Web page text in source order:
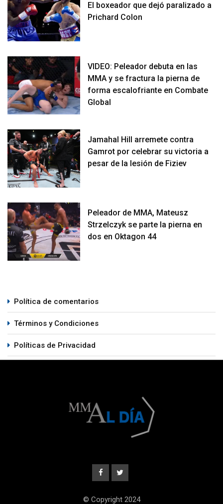
El boxeador que dejó paralizado a
Prichard Colon
VIDEO: Peleador debuta en las
MMA y se fractura la pierna de
forma escalofriante en Combate
Global
Jamahal Hill arremete contra
Gamrot por celebrar su victoria a
pesar de la lesión de Fiziev
Peleador de MMA, Mateusz
Strzelczyk se parte la pierna en
dos en Oktagon 44
Política de comentarios
Términos y Condiciones
Políticas de Privacidad
© Copyright 2024